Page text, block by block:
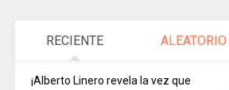
RECIENTE ALEATORIO
¡Alberto Linero revela la vez que